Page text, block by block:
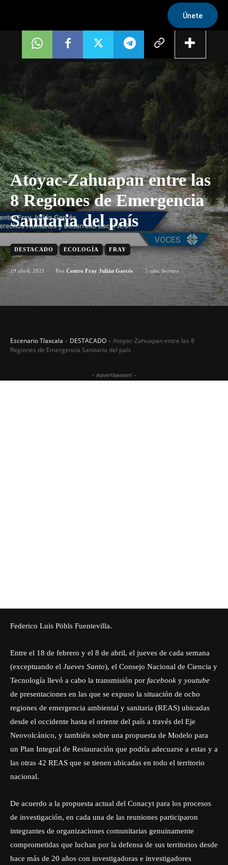
Únete
Atoyac-Zahuapan entre las
8 Regiones de Emergencia
Sanitaria del país
DESTACADO ECOLOGÍA FRAY
19 abril, 2021 Por Centro Fray Julián Garcés 5 min. lectura
Escenario Tlaxcala DESTACADO
Atoyac-Zahuapan entre las 8
Regiones de Emergencia Sanitaria del país
- Advertisement -
Federico Luis Pöhls Fuentevilla.
Entre el 18 de febrero y el 8 de abril, el jueves de cada semana
(exceptuando el Jueves Santo), el Consejo Nacional de Ciencia y
Tecnología llevó a cabo la transmisión por facebook y youtube
de presentaciones en las que se expuso la situación de ocho
regiones de emergencia ambiental y sanitaria (REAS) ubicadas
desde el occidente hasta el oriente del país a través del Eje
Neovolcánico, y también sobre una propuesta de Modelo para
un Plan Integral de Restauración que podría adecuarse a estas y a
las otras 42 REAS que se tienen ubicadas en todo el territorio
nacional.
De acuerdo a la propuesta actual del Conacyt para los procesos
de investigación, en cada una de las reuniones participaron
integrantes de organizaciones comunitarias genuinamente
comprometidas que luchan por la defensa de sus territorios desde
hace más de 20 años con investigadoras e investigadores